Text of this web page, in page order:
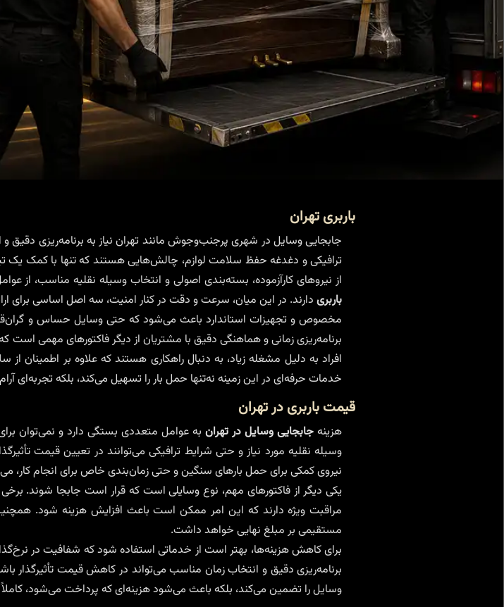
باربری تهران
جابجایی وسایل در شهری پرجنب‌وجوش مانند تهران نیاز به برنامه‌ریزی
ترافیکی و دغدغه حفظ سلامت لوازم، چالش‌هایی هستند که تنها با کمک یک
از نیروهای کارآزموده، بسته‌بندی اصولی و انتخاب وسیله نقلیه مناسب،
باربریدارند. در این میان، سرعت و دقت در کنار امنیت، سه اصل اساسی
مخصوص و تجهیزات استاندارد باعث می‌شود که حتی وسایل حساس و
برنامه‌ریزی زمانی و هماهنگی دقیق با مشتریان از دیگر فاکتورهای مهمی
افراد به دلیل مشغله زیاد، به دنبال راهکاری هستند که علاوه بر اطمینان
خدمات حرفه‌ای در این زمینه نه‌تنها حمل بار را تسهیل می‌کند، بلکه تجربه‌ای
قیمت باربری در تهران
هزینه جابجایی وسایل در تهرانبه عوامل متعددی بستگی دارد و نمی‌توان
وسیله نقلیه مورد نیاز و حتی شرایط ترافیکی می‌توانند در تعیین قیمت
نیروی کمکی برای حمل بارهای سنگین و حتی زمان‌بندی خاص برای انجام کار،
یکی دیگر از فاکتورهای مهم، نوع وسایلی است که قرار است جابجا شوند. برخی
مراقبت ویژه دارند که این امر ممکن است باعث افزایش هزینه شود.
مستقیمی بر مبلغ نهایی خواهد داشت.
برای کاهش هزینه‌ها، بهتر است از خدماتی استفاده شود که شفافیت در
برنامه‌ریزی دقیق و انتخاب زمان مناسب می‌تواند در کاهش قیمت تأثیرگذار
وسایل را تضمین می‌کند، بلکه باعث می‌شود هزینه‌ای که پرداخت می‌شود،